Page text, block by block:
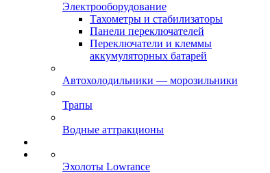
Электрооборудование
Тахометры и стабилизаторы
Панели переключателей
Переключатели и клеммы
аккумуляторных батарей
Автохолодильники — морозильники
Трапы
Водные аттракционы
Эхолоты Lowrance